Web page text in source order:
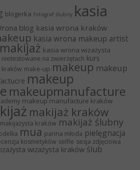
blogerka fotograf ślubny kasia
blog kasia wrona kraków
kasia wrona makeup artist
kasia wrona wizażysta
nietestowane na zwierzętach kurs
kraków make-up makeup makeup
makeup
makeupmanufacture
makeup manufacture kraków
makijaż kraków
makijażysta kraków makijaż ślubny
mua panna młoda pielęgnacja
kosmetyków selfie sesja zdjęciowa
wizażysta kraków ślub